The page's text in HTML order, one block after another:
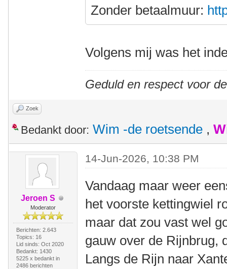
Zonder betaalmuur:
Volgens mij was het
Geduld en respect voor
Zoek
Bedankt door: Wim -de roetsende ,
Jeroen S
Moderator
Berichten: 2.643
Topics: 16
Lid sinds: Oct 2020
Bedankt: 1430
5225 x bedankt in
2486 berichten
14-Jun-2026, 10:38 PM
Vandaag maar weer
het voorste kettingwiel
maar dat zou vast wel
gauw over de Rijnbrug,
Langs de Rijn naar